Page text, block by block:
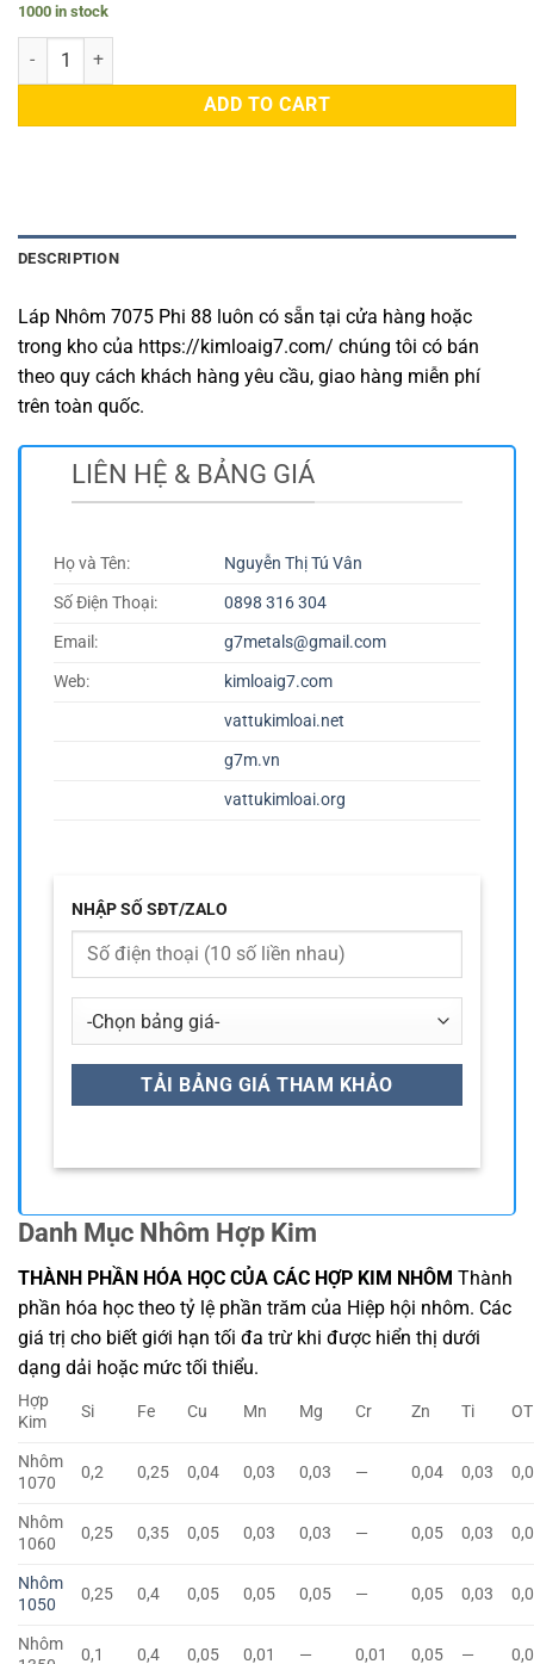
1000 in stock
Láp Nhôm 7075 Phi 88 quantity
ADD TO CART
DESCRIPTION
Láp Nhôm 7075 Phi 88 luôn có sẵn tại cửa hàng hoặc
trong kho của https://kimloaig7.com/ chúng tôi có bán
theo quy cách khách hàng yêu cầu, giao hàng miễn phí
trên toàn quốc.
LIÊN HỆ & BẢNG GIÁ
Họ và Tên:
Nguyễn Thị Tú Vân
Số Điện Thoại:
0898 316 304
Email:
g7metals@gmail.com
Web:
kimloaig7.com
vattukimloai.net
g7m.vn
vattukimloai.org
NHẬP SỐ SĐT/ZALO
Danh Mục Nhôm Hợp Kim
THÀNH PHẦN HÓA HỌC CỦA CÁC HỢP KIM NHÔM Thành
phần hóa học theo tỷ lệ phần trăm của Hiệp hội nhôm. Các
giá trị cho biết giới hạn tối đa trừ khi được hiển thị dưới
dạng dải hoặc mức tối thiểu.
Hợp
Kim
Si Fe Cu Mn Mg Cr Zn Ti
Nhôm
1070
0,2 0,25 0,04 0,03 0,03 — 0,04 0,03
Nhôm
1060
0,25 0,35 0,05 0,03 0,03 — 0,05 0,03
Nhôm
1050
0,25 0,4 0,05 0,05 0,05 — 0,05 0,03
Nhôm
0,1 0,4 0,05 0,01 — 0,01 0,05 —